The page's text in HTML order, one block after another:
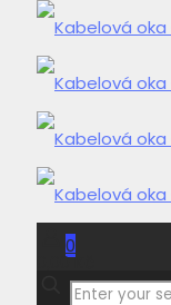
0
0,00 Kč